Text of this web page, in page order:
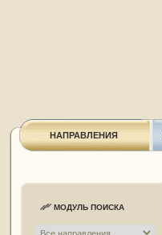
НАПРАВЛЕНИЯ
МОДУЛЬ ПОИСКА